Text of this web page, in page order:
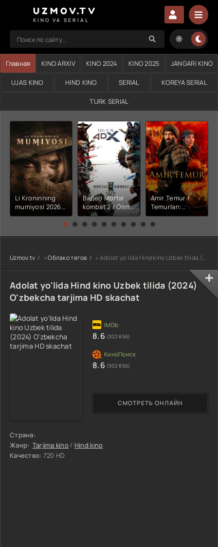
UZMOV.TV
KINO VA SERIAL
Главная KINO ARXIV KINO 2024 KINO 2025 JANGARI KINO
UJAS KINO HIND KINO SERIAL KOREYA SERIAL
TURK SERIAL
Li Kroninning
mumiyosi 2026
(uzbek tilida
kino) tarjima HD
Видео Mortal
kombat 2 / Ólim
jangi 2 (2026)
Uzbek tilida
Amir Temur /
Temurlan:
Fathchining
yuksalishi
tarjima kino Full
HD tas-ix
Uzmov.tv »Облако тегов » Adolat yo'lida Hind kino Uzbek tilida (2024) O'zbekcha tarjima HD skachat
Adolat yo'lida Hind kino Uzbek tilida (2024)
O'zbekcha tarjima HD skachat
Страна:
Жанр: Tarjima kino / Hind kino
Качество: 720 HD
СМОТРЕТЬ ОНЛАЙН
8.6 (302 856)
8.6 (302 856)